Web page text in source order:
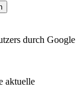
durch Google
aktuelle